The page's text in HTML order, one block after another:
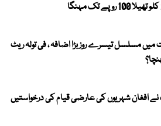
مسلسل تیسرے روز بڑا اضافہ ، فی تولہ ریٹ
نے افغان شہریوں کی عارضی قیام کی درخواستیں